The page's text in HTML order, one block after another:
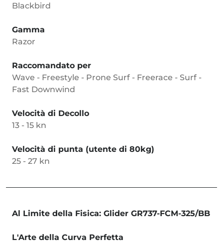
Blackbird
Gamma
Razor
Raccomandato per
Wave - Freestyle - Prone Surf - Freerace - Surf -
Fast Downwind
Velocità di Decollo
13 - 15 kn
Velocità di punta (utente di 80kg)
25 - 27 kn
Al Limite della Fisica: Glider GR737-FCM-325/BB
L'Arte della Curva Perfetta